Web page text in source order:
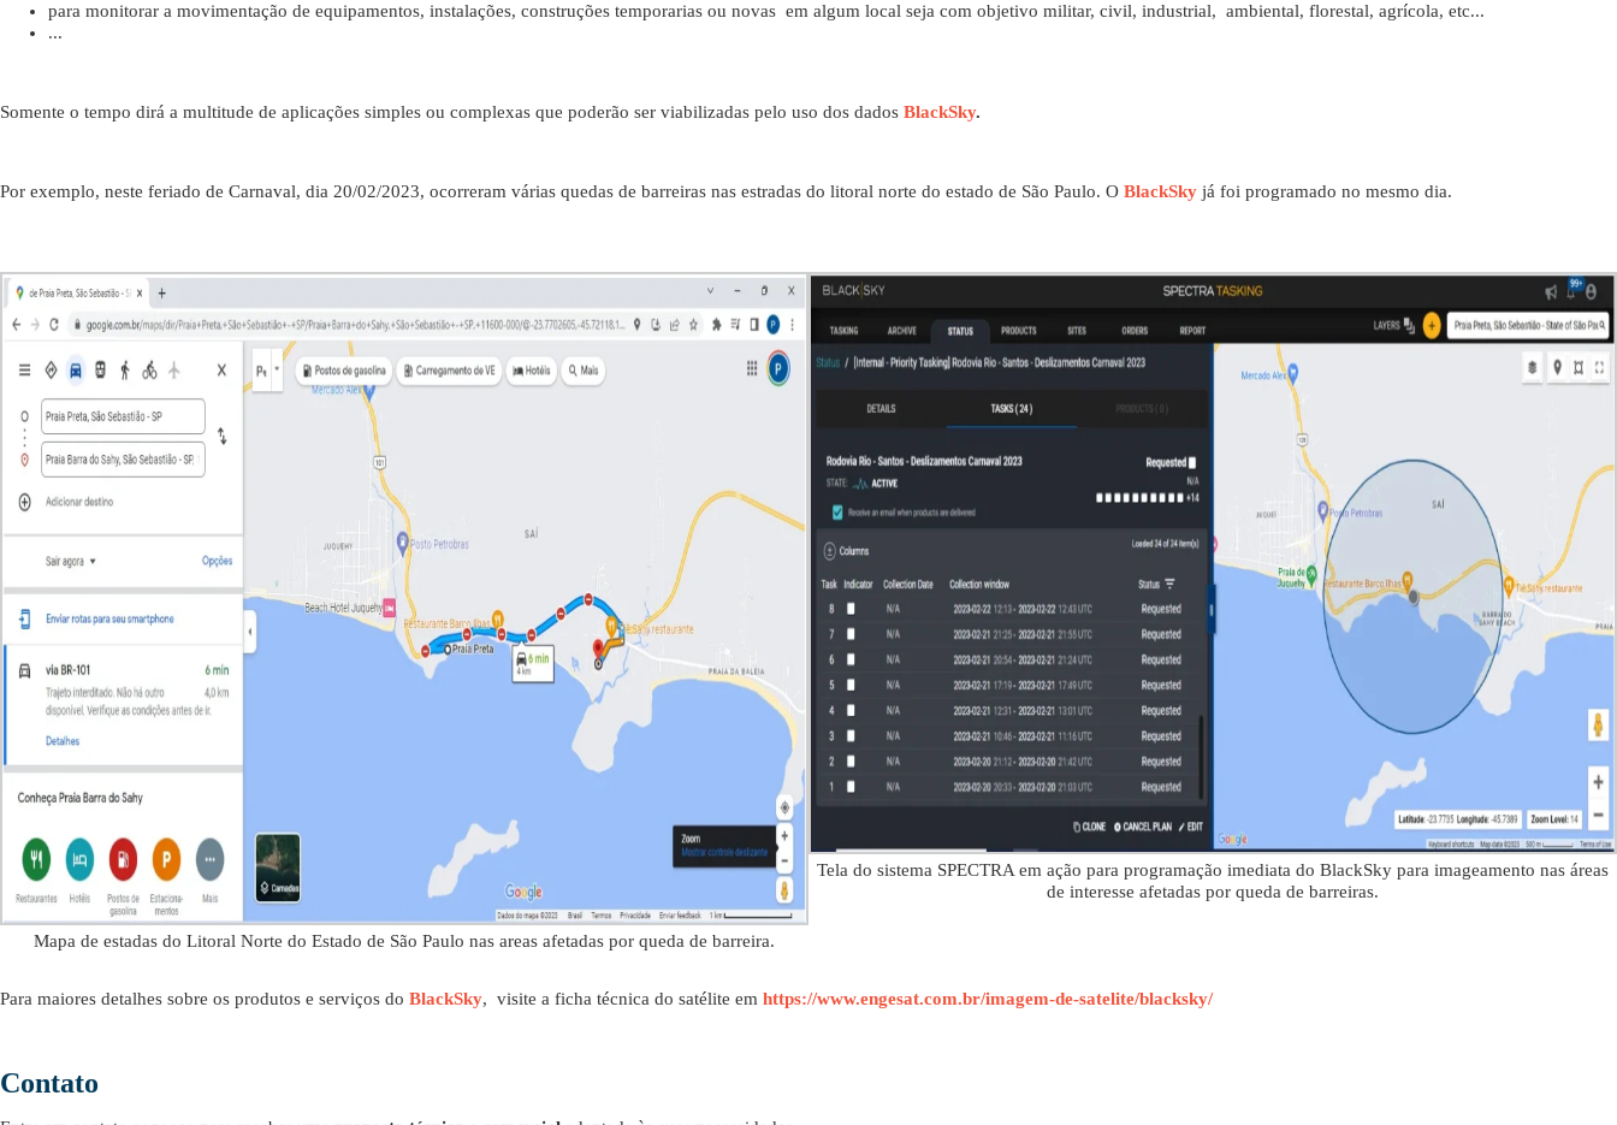
para monitorar a movimentação de equipamentos, instalações, construções temporarias ou novas em algum local seja com objetivo militar, civil, industrial, ambiental, florestal, agrícola, etc...
...
Somente o tempo dirá a multitude de aplicações simples ou complexas que poderão ser viabilizadas pelo uso dos dados BlackSky.
Por exemplo, neste feriado de Carnaval, dia 20/02/2023, ocorreram várias quedas de barreiras nas estradas do litoral norte do estado de São Paulo. O BlackSky já foi programado no mesmo dia.
Mapa de estadas do Litoral Norte do Estado de São Paulo nas areas afetadas por queda de barreira.
Tela do sistema SPECTRA em ação para programação imediata do BlackSky para imageamento nas áreas
de interesse afetadas por queda de barreiras.
Para maiores detalhes sobre os produtos e serviços do BlackSky, visite a ficha técnica do satélite em https://www.engesat.com.br/imagem-de-satelite/blacksky/
Contato